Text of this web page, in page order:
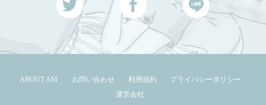
ABOUT AM お問い合わせ 利用規約
プライバシーポリシー
運営会社